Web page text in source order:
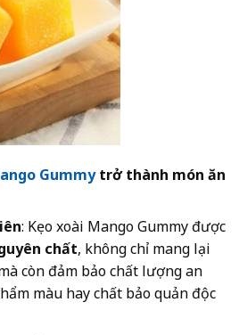
Gummytrở thành món ăn
: Kẹo xoài Mango Gummy được
chất, không chỉ mang lại
còn đảm bảo chất lượng an
màu hay chất bảo quản độc